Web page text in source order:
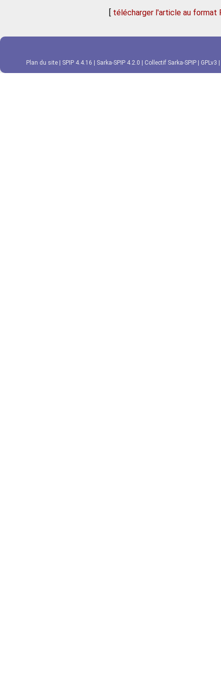
[ télécharger l'article au format
Plan du site SPIP 4.4.16 Sarka-SPIP 4.2.0 Collectif Sarka-SPIP GPLv3